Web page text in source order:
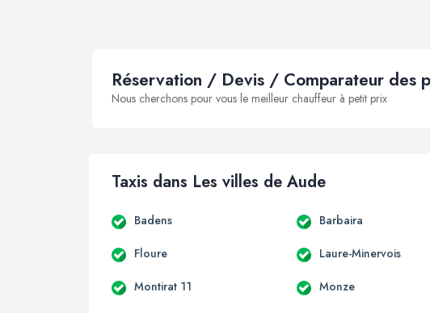
Réservation / Devis / Comparateur des
Nous cherchons pour vous le meilleur chauffeur à petit prix
Taxis dans Les villes de Aude
Badens Barbaira
Floure Laure-Minervois
Montirat 11 Monze